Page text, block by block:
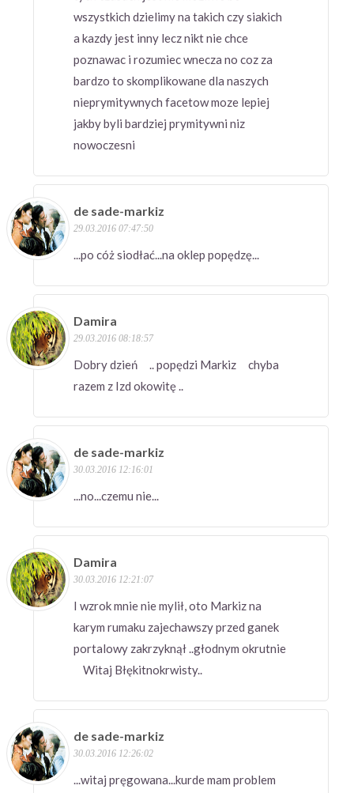
wszystkich dzielimy na takich czy siakich
a kazdy jest inny lecz nikt nie chce
poznawac i rozumiec wnecza no coz za
bardzo to skomplikowane dla naszych
nieprymitywnych facetow moze lepiej
jakby byli bardziej prymitywni niz
nowoczesni
de sade-markiz
29.03.2016 07:47:50
...po cóż siodłać...na oklep popędzę...
Damira
29.03.2016 08:18:57
Dobry dzień .. popędzi Markiz chyba
razem z Izd okowitę ..
de sade-markiz
30.03.2016 12:16:01
...no...czemu nie...
Damira
30.03.2016 12:21:07
I wzrok mnie nie mylił, oto Markiz na
karym rumaku zajechawszy przed ganek
portalowy zakrzyknął ..głodnym okrutnie
Witaj Błękitnokrwisty..
de sade-markiz
30.03.2016 12:26:02
...witaj pręgowana...kurde mam problem